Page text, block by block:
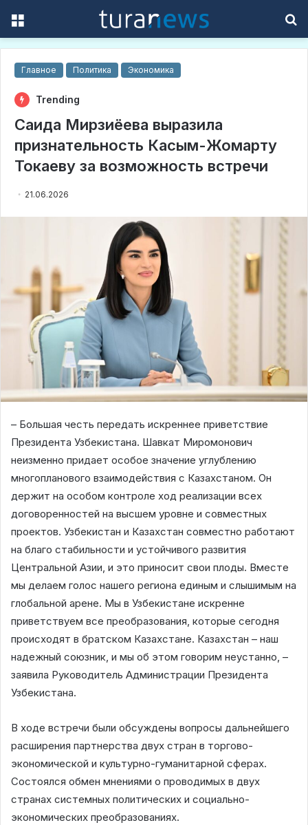
Главное Политика Экономика
Trending
Саида Мирзиёева выразила
признательность Касым-Жомарту
Токаеву за возможность встречи
21.06.2026
– Большая честь передать искреннее приветствие
Президента Узбекистана. Шавкат Миромонович
неизменно придает особое значение углублению
многопланового взаимодействия с Казахстаном. Он
держит на особом контроле ход реализации всех
договоренностей на высшем уровне и совместных
проектов. Узбекистан и Казахстан совместно работают
на благо стабильности и устойчивого развития
Центральной Азии, и это приносит свои плоды. Вместе
мы делаем голос нашего региона единым и слышимым на
глобальной арене. Мы в Узбекистане искренне
приветствуем все преобразования, которые сегодня
происходят в братском Казахстане. Казахстан – наш
надежный союзник, и мы об этом говорим неустанно, –
заявила Руководитель Администрации Президента
Узбекистана.
В ходе встречи были обсуждены вопросы дальнейшего
расширения партнерства двух стран в торгово-
экономической и культурно-гуманитарной сферах.
Состоялся обмен мнениями о проводимых в двух
странах системных политических и социально-
экономических преобразованиях.